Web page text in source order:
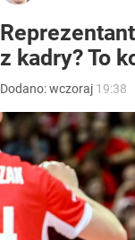
z kadry? To
Dodano:wczoraj 19:38